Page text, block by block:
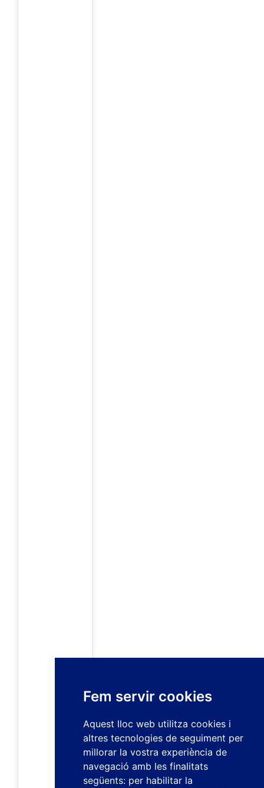
Fem servir cookies
Aquest lloc web utilitza cookies i
altres tecnologies de seguiment per
millorar la vostra experiència de
navegació amb les finalitats
següents: per habilitar la